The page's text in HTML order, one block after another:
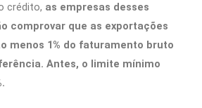
crédito, as empresas desses
comprovar que as exportações
menos 1% do faturamento bruto
Antes, o limite mínimo